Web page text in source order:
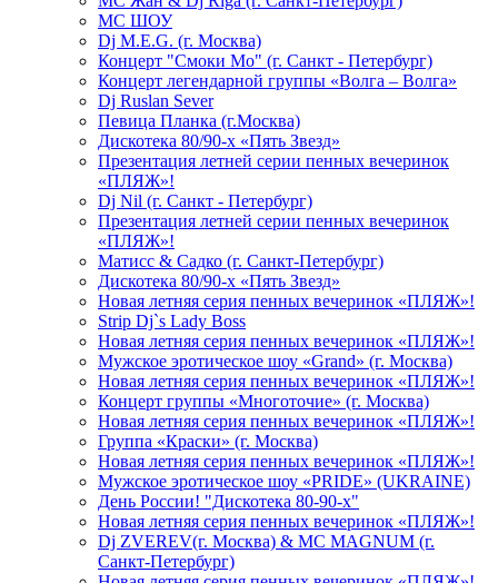
МС ШОУ
Dj M.E.G. (г. Москва)
Концерт "Смоки Мо" (г. Санкт - Петербург)
Концерт легендарной группы «Волга – Волга»
Dj Ruslan Sever
Певица Планка (г.Москва)
Дискотека 80/90-х «Пять Звезд»
Презентация летней серии пенных вечеринок
«ПЛЯЖ»!
Dj Nil (г. Санкт - Петербург)
Презентация летней серии пенных вечеринок
«ПЛЯЖ»!
Матисс & Садко (г. Санкт-Петербург)
Дискотека 80/90-х «Пять Звезд»
Новая летняя серия пенных вечеринок «ПЛЯЖ»!
Strip Dj`s Lady Boss
Новая летняя серия пенных вечеринок «ПЛЯЖ»!
Мужское эротическое шоу «Grand» (г. Москва)
Новая летняя серия пенных вечеринок «ПЛЯЖ»!
Концерт группы «Многоточие» (г. Москва)
Новая летняя серия пенных вечеринок «ПЛЯЖ»!
Группа «Краски» (г. Москва)
Новая летняя серия пенных вечеринок «ПЛЯЖ»!
Мужское эротическое шоу «PRIDE» (UKRAINE)
День России! "Дискотека 80-90-х"
Новая летняя серия пенных вечеринок «ПЛЯЖ»!
Dj ZVEREV(г. Москва) & MC MAGNUM (г.
Санкт-Петербург)